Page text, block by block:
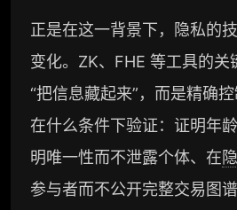
正是在这一背景下，隐私的
变化。ZK、FHE 等工具的关
“把信息藏起来”，而是精确控
在什么条件下验证：证明年
明唯一性而不泄露个体、在
参与者而不公开完整交易图